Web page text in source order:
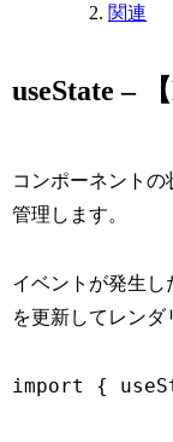
関連
useState – 【
コンポーネントの
管理します。
イベントが発生し
を更新してレンダ
import {